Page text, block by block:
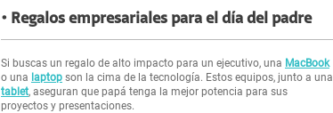
Regalos empresariales para el día del padre
Si buscas un regalo de alto impacto para un ejecutivo, una MacBook
o una laptop son la cima de la tecnología. Estos equipos, junto a una
tablet, aseguran que papá tenga la mejor potencia para sus
proyectos y presentaciones.